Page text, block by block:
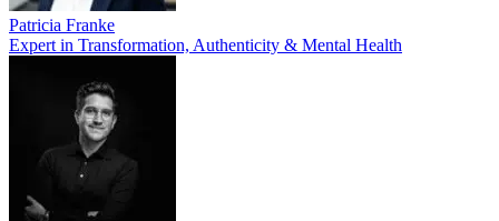
Patricia Franke
Expert in Transformation, Authenticity & Mental Health